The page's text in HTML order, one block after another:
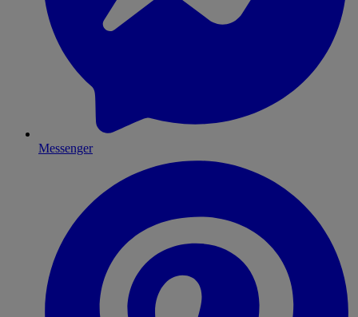
Messenger